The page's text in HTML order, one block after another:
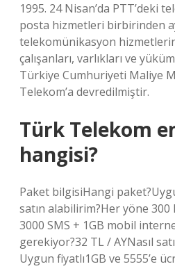
1995. 24 Nisan’da PTT’deki
posta hizmetleri birbirinden
telekomünikasyon
çalışanları, varlıkları ve
Türkiye Cumhuriyeti Maliye
Telekom’a devredilmiştir.
Türk Telekom
hangisi?
Paket bilgisiHangi
satın alabilirim?Her yöne 300
3000 SMS + 1GB mobil
gerekiyor?32 TL / AYNasıl
Uygun fiyatlı1GB ve 5555’e